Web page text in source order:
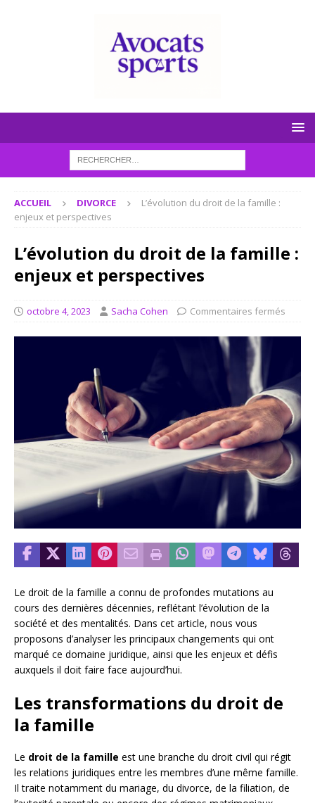
ACCUEIL DIVORCE
L’évolution du droit de la famille :
enjeux et perspectives
L’évolution du droit de la famille :
enjeux et perspectives
octobre 4, 2023 Sacha Cohen Commentaires fermés
Le droit de la famille a connu de profondes mutations au
cours des dernières décennies, reflétant l’évolution de la
société et des mentalités. Dans cet article, nous vous
proposons d’analyser les principaux changements qui ont
marqué ce domaine juridique, ainsi que les enjeux et défis
auxquels il doit faire face aujourd’hui.
Les transformations du droit de
la famille
Le droit de la famille est une branche du droit civil qui régit
les relations juridiques entre les membres d’une même famille.
Il traite notamment du mariage, du divorce, de la filiation, de